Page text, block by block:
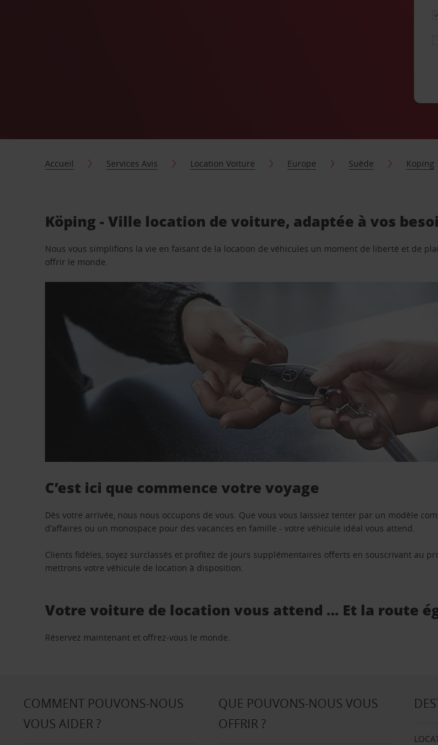
Accueil Services Avis Location Voiture Europe Suède Koping
Köping - Ville location de voiture, adaptée à vos
Nous vous simplifions la vie en faisant de la location de véhicules un moment de liberté et de
offrir le monde.
C’est ici que commence votre voyage
Dès votre arrivée, nous nous occupons de vous. Que vous vous laissiez tenter par un modèle
d’affaires ou un monospace pour des vacances en famille - votre véhicule idéal vous attend.
Clients fidèles, soyez surclassés et profitez de jours supplémentaires offerts en souscrivant au
mettrons votre véhicule de location à disposition.
Votre voiture de location vous attend … Et la route
Réservez maintenant et offrez-vous le monde.
COMMENT POUVONS-NOUS
VOUS AIDER ?
QUE POUVONS-NOUS VOUS
OFFRIR ?